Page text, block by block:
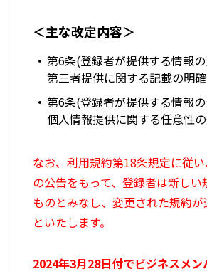
＜主な改定内容＞
第6条(登録者が提供する情報
第三者提供に関する記載の明
第6条(登録者が提供する情報
個人情報提供に関する任意性
なお、利用規約第18条規定に従
の公告をもって、登録者は新しい
ものとみなし、変更された規約
といたします。
2024年3月28日付でビジネスメン